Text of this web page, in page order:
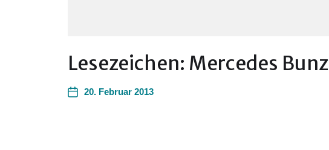
Lesezeichen: Mercedes Bunz
20. Februar 2013